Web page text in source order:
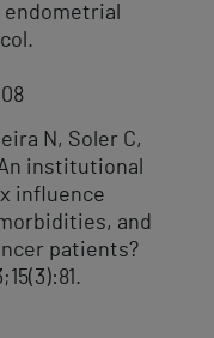
N, Soler C,
institutional
influence
and
patients?